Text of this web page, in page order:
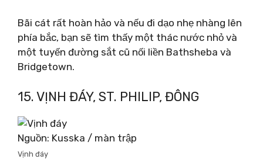
Bãi cát rất hoàn hảo và nếu đi dạo nhẹ nhàng lên
phía bắc, bạn sẽ tìm thấy một thác nước nhỏ và
một tuyến đường sắt cũ nối liền Bathsheba và
Bridgetown.
15. VỊNH ĐÁY, ST. PHILIP, ĐÔNG
Nguồn: Kusska / màn trập
Vịnh đáy